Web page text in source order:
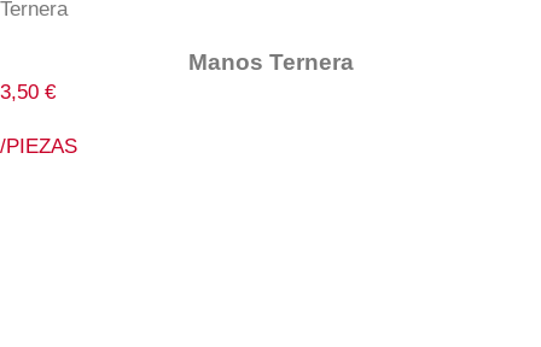
Ternera
Manos Ternera
3,50 €
/PIEZAS